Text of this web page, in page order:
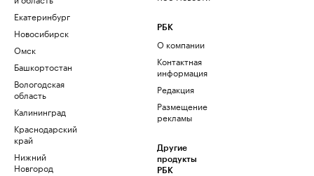
Екатеринбург
Новосибирск
Омск
Башкортостан
Вологодская
область
Калининград
Краснодарский
край
Нижний
Новгород
РБК
О компании
Контактная
информация
Редакция
Размещение
рекламы
Другие
продукты
РБК